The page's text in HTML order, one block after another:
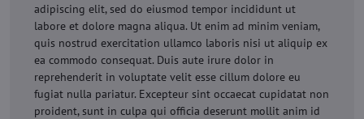
adipiscing elit, sed do eiusmod tempor incididunt ut
labore et dolore magna aliqua. Ut enim ad minim veniam,
quis nostrud exercitation ullamco laboris nisi ut aliquip ex
ea commodo consequat. Duis aute irure dolor in
reprehenderit in voluptate velit esse cillum dolore eu
fugiat nulla pariatur. Excepteur sint occaecat cupidatat non
proident, sunt in culpa qui officia deserunt mollit anim id